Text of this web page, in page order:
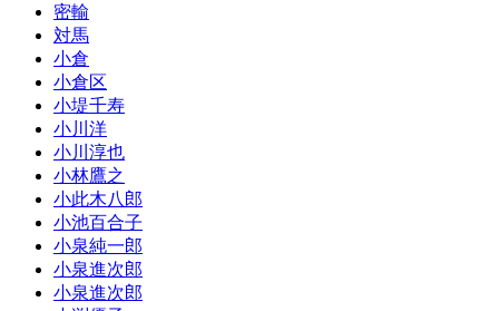
密輸
対馬
小倉
小倉区
小堤千寿
小川洋
小川淳也
小林鷹之
小此木八郎
小池百合子
小泉純一郎
小泉進次郎
小泉進次郎